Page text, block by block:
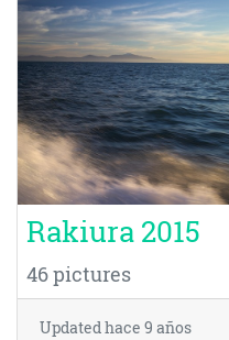
Rakiura 2015
46 pictures
Updatedhace 9 años